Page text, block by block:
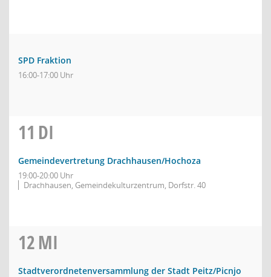
SPD Fraktion
16:00-17:00 Uhr
11 DI
Gemeindevertretung Drachhausen/Hochoza
19:00-20:00 Uhr
Drachhausen, Gemeindekulturzentrum, Dorfstr. 40
12MI
Stadtverordnetenversammlung der Stadt Peitz/Picnjo